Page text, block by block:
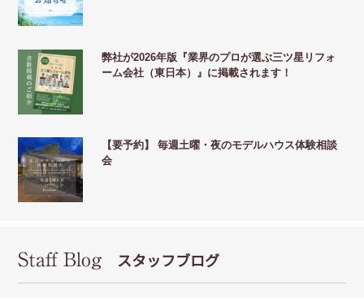
弊社が2026年版『業界のプロが選ぶ三ツ星リフォ
ーム会社（東日本）』に掲載されます！
【要予約】 毎週土曜・夜のモデルハウス体験相談
会
Staff Blog スタッフブログ